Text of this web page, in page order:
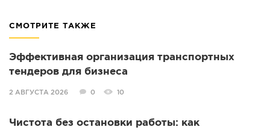
СМОТРИТЕ ТАКЖЕ
Эффективная организация транспортных
тендеров для бизнеса
2 АВГУСТА 2026 0 10
Чистота без остановки работы: как